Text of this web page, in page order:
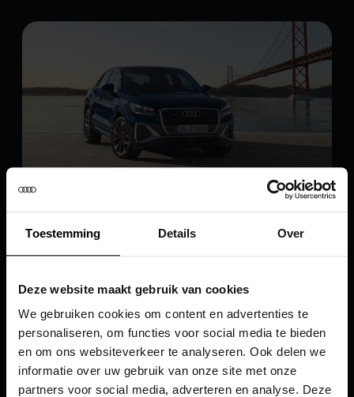
Toestemming Details Over
Deze website maakt gebruik van cookies
We gebruiken cookies om content en advertenties te
personaliseren, om functies voor social media te bieden
en om ons websiteverkeer te analyseren. Ook delen we
informatie over uw gebruik van onze site met onze
partners voor social media, adverteren en analyse. Deze
Q2
Houd mij op de hoogte